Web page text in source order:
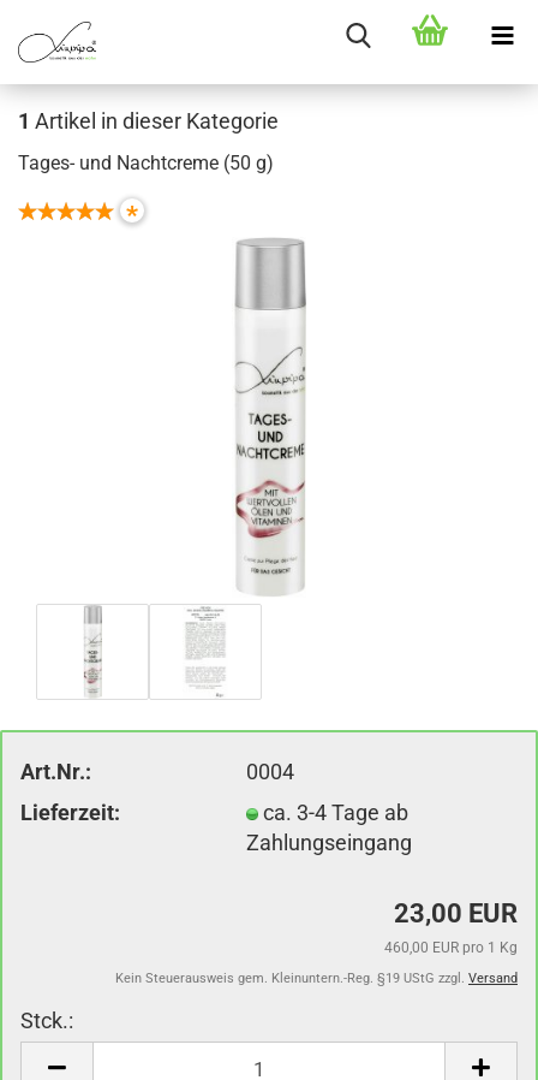
1 Artikel in dieser Kategorie
Tages- und Nachtcreme (50 g)
*
Art.Nr.:
0004
Lieferzeit:
ca. 3-4 Tage ab
Zahlungseingang
23,00 EUR
460,00 EUR pro 1 Kg
Kein Steuerausweis gem. Kleinuntern.-Reg. §19 UStG zzgl. Versand
Stck.: